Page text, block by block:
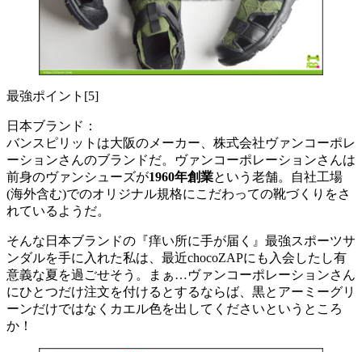
最強ポイント[5]
日本ブランド：
バンスピリットは大阪のメーカー、株式会社ヴァンコーポレ
ーションさんのブランドだ。ヴァンコーポレーションさんは
前身のヴァンシューズが1960年創業という老舗。自社工場
(海外含む)でのオリジナル規格にこだわっての靴づくりをさ
れているようだ。
そんな日本ブランドの『痒い所に手が届く』最強スポーツサ
ンダルを手に入れた私は、最近chocoZAPにも入会したし有
意義な夏を過ごせそう。まぁ…ヴァンコーポレーションさん
にひとつだけ注文を付けるとするならば、黒とアーミーグリ
ーンだけではなくカエル色を出してくださいというところ
か！